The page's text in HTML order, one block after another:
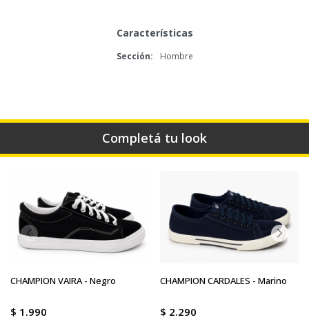
Características
Sección Hombre
Completá tu look
CHAMPION VAIRA - Negro
$ 1.990
CHAMPION CARDALES - Marino
$ 2.290